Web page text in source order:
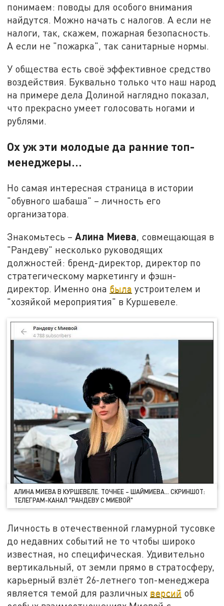
понимаем: поводы для особого внимания
найдутся. Можно начать с налогов. А если не
налоги, так, скажем, пожарная безопасность.
А если не "пожарка", так санитарные нормы.
У общества есть своё эффективное средство
воздействия. Буквально только что наш народ
на примере дела Долиной наглядно показал,
что прекрасно умеет голосовать ногами и
рублями.
Ох уж эти молодые да ранние топ-
менеджеры…
Но самая интересная страница в истории
"обувного шабаша" – личность его
организатора.
Знакомьтесь –Алина Миева, совмещающая в
"Рандеву" несколько руководящих
должностей: бренд-директор, директор по
стратегическому маркетингу и фэшн-
директор. Именно она была устроителем и
"хозяйкой мероприятия" в Куршевеле.
АЛИНА МИЕВА В КУРШЕВЕЛЕ. ТОЧНЕЕ – ШАЙМИЕВА… СКРИНШОТ:
ТЕЛЕГРАМ-КАНАЛ "РАНДЕВУ С МИЕВОЙ"
Личность в отечественной гламурной тусовке
до недавних событий не то чтобы широко
известная, но специфическая. Удивительно
вертикальный, от земли прямо в стратосферу,
карьерный взлёт 26-летнего топ-менеджера
является темой для различных версий об